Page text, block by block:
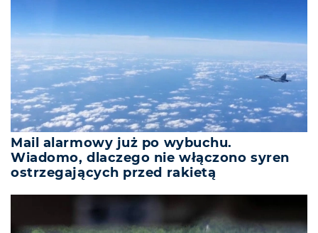
Mail alarmowy już po wybuchu.
Wiadomo, dlaczego nie włączono syren
ostrzegających przed rakietą